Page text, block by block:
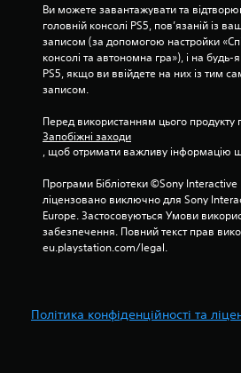
Ви можете завантажувати та
головній консолі PS5, пов’язаній із
записом (за допомогою настройки
консолі та автономна гра»), і на будь-
PS5, якщо ви ввійдете на них із тим
записом.
Перед використанням цього продукту
Запобіжні заходи
, щоб отримати важливу інформацію
Програми Бібліотеки ©Sony
ліцензовано виключно для Sony
Europe. Застосовуються Умови
забезпечення. Повний текст прав
eu.playstation.com/legal.
Політика конфіденційності та